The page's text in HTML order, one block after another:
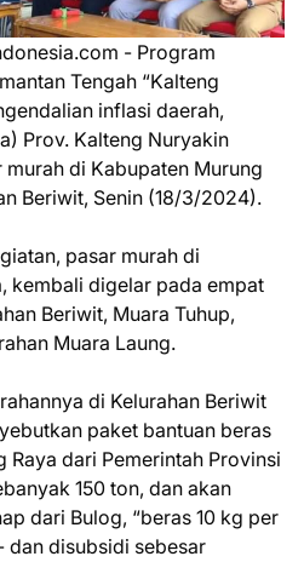
- Program
Tengah “Kalteng
inflasi daerah,
Prov. Kalteng Nuryakin
di Kabupaten Murung
Beriwit, Senin (18/3/2024).
pasar murah di
kembali digelar pada empat
Beriwit, Muara Tuhup,
Muara Laung.
di Kelurahan Beriwit
paket bantuan beras
Raya dari Pemerintah Provinsi
150 ton, dan akan
dari Bulog, “beras 10 kg per
dan disubsidi sebesar